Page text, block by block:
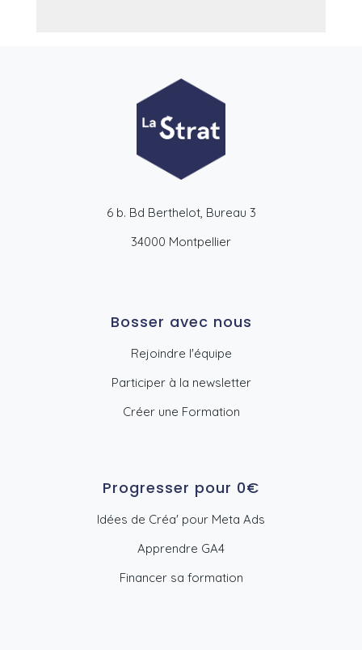
6 b. Bd Berthelot, Bureau 3
34000 Montpellier
Bosser avec nous
Rejoindre l'équipe
Participer à la newsletter
Créer une Formation
Progresser pour 0€
Idées de Créa' pour Meta Ads
Apprendre GA4
Financer sa formation